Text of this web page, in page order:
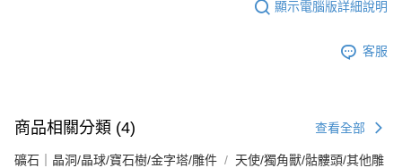
顯示電腦版詳細說明
客服
商品相關分類 (4) 查看全部
礦石｜晶洞/晶球/寶石樹/金字塔/雕件 天使/獨角獸/骷髏頭/其他雕